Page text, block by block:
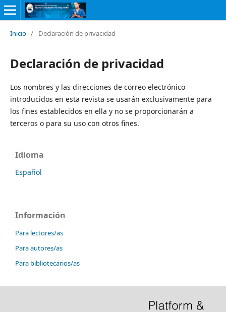
Inicio / Declaración de privacidad
Declaración de privacidad
Los nombres y las direcciones de correo electrónico
introducidos en esta revista se usarán exclusivamente para
los fines establecidos en ella y no se proporcionarán a
terceros o para su uso con otros fines.
Idioma
Español
Información
Para lectores/as
Para autores/as
Para bibliotecarios/as